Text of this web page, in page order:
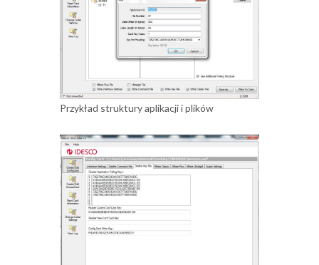
Przykład struktury aplikacji i plików